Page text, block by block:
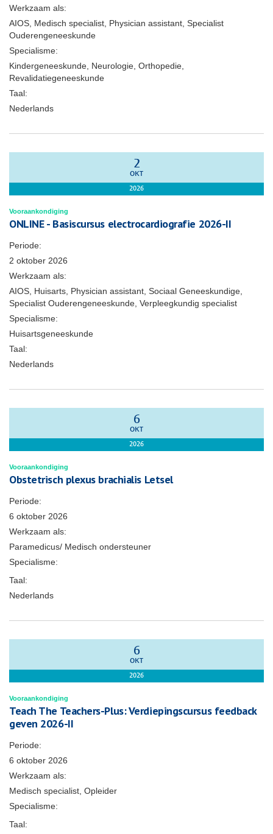
Werkzaam als:
AIOS, Medisch specialist, Physician assistant, Specialist
Ouderengeneeskunde
Specialisme:
Kindergeneeskunde, Neurologie, Orthopedie,
Revalidatiegeneeskunde
Taal:
Nederlands
2
OKT
2026
Vooraankondiging
ONLINE - Basiscursus electrocardiografie 2026-II
Periode:
2 oktober 2026
Werkzaam als:
AIOS, Huisarts, Physician assistant, Sociaal Geneeskundige,
Specialist Ouderengeneeskunde, Verpleegkundig specialist
Specialisme:
Huisartsgeneeskunde
Taal:
Nederlands
6
OKT
2026
Vooraankondiging
Obstetrisch plexus brachialis Letsel
Periode:
6 oktober 2026
Werkzaam als:
Paramedicus/ Medisch ondersteuner
Specialisme:
Taal:
Nederlands
6
OKT
2026
Vooraankondiging
Teach The Teachers-Plus: Verdiepingscursus feedback
geven 2026-II
Periode:
6 oktober 2026
Werkzaam als:
Medisch specialist, Opleider
Specialisme:
Taal: